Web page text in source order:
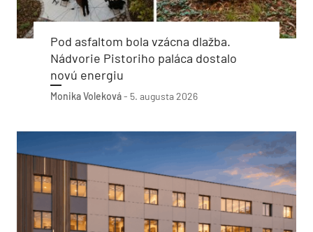
Pod asfaltom bola vzácna dlažba.
Nádvorie Pistoriho paláca dostalo
novú energiu
Monika Voleková- 5. augusta 2026